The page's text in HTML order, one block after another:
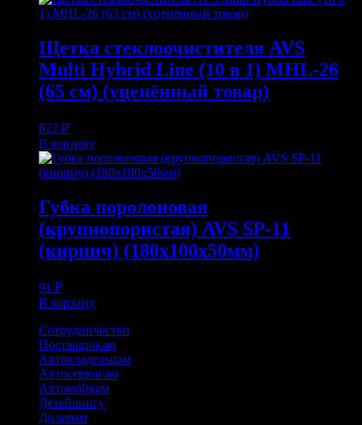
Щетка стеклоочистителя AVS
Multi Hybrid Line (10 в 1) MHL-26
(65 см) (уценённый товар)
622 ₽
В корзину
Губка поролоновая
(крупнопористая) AVS SP-11
(кирпич) (180x100x50мм)
91 ₽
В корзину
Сотрудничество
Поставщикам
Автовладельцам
Автосервисам
Автомойкам
Детейлингу
Дилерам